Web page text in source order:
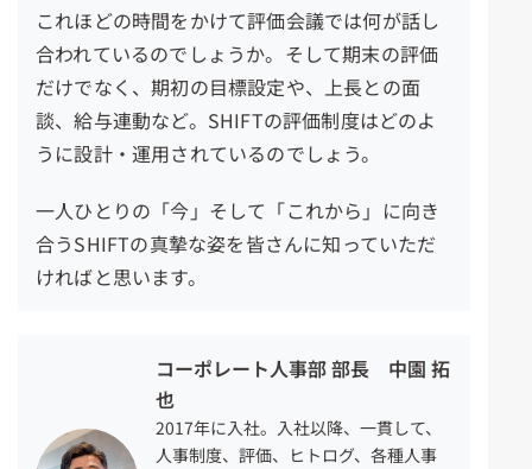
これほどの時間をかけて評価会議では何が話し
合われているのでしょうか。そして期末の評価
だけでなく、期初の目標設定や、上長との面
談、給与連動など。SHIFTの評価制度はどのよ
うに設計・運用されているのでしょう。
一人ひとりの「今」そして「これから」に向き
合うSHIFTの真摯な姿を皆さんに知っていただ
ければと思います。
コーポレート人事部 部長 中園 拓
也
2017年に入社。入社以降、一貫して、
人事制度、評価、ヒトログ、各種人事